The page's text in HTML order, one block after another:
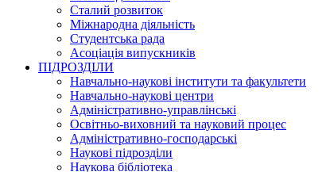
Сталий розвиток
Міжнародна діяльність
Студентська рада
Асоціація випускників
ПІДРОЗДІЛИ
Навчально-наукові інститути та факультети
Навчально-наукові центри
Адміністративно-управлінські
Освітньо-виховний та науковий процес
Адміністративно-господарські
Наукові підрозділи
Наукова бібліотека